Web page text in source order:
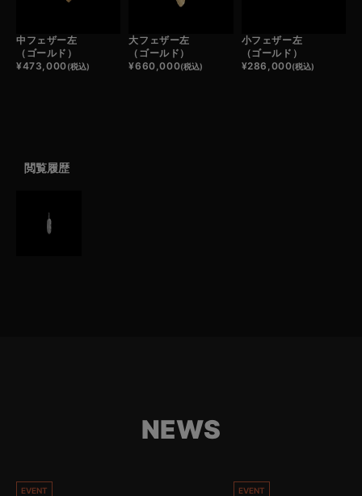
中フェザー左
（ゴールド）
¥473,000(税込)
大フェザー左
（ゴールド）
¥660,000(税込)
小フェザー左
（ゴールド）
¥286,000(税込)
閲覧履歴
NEWS
EVENT EVENT